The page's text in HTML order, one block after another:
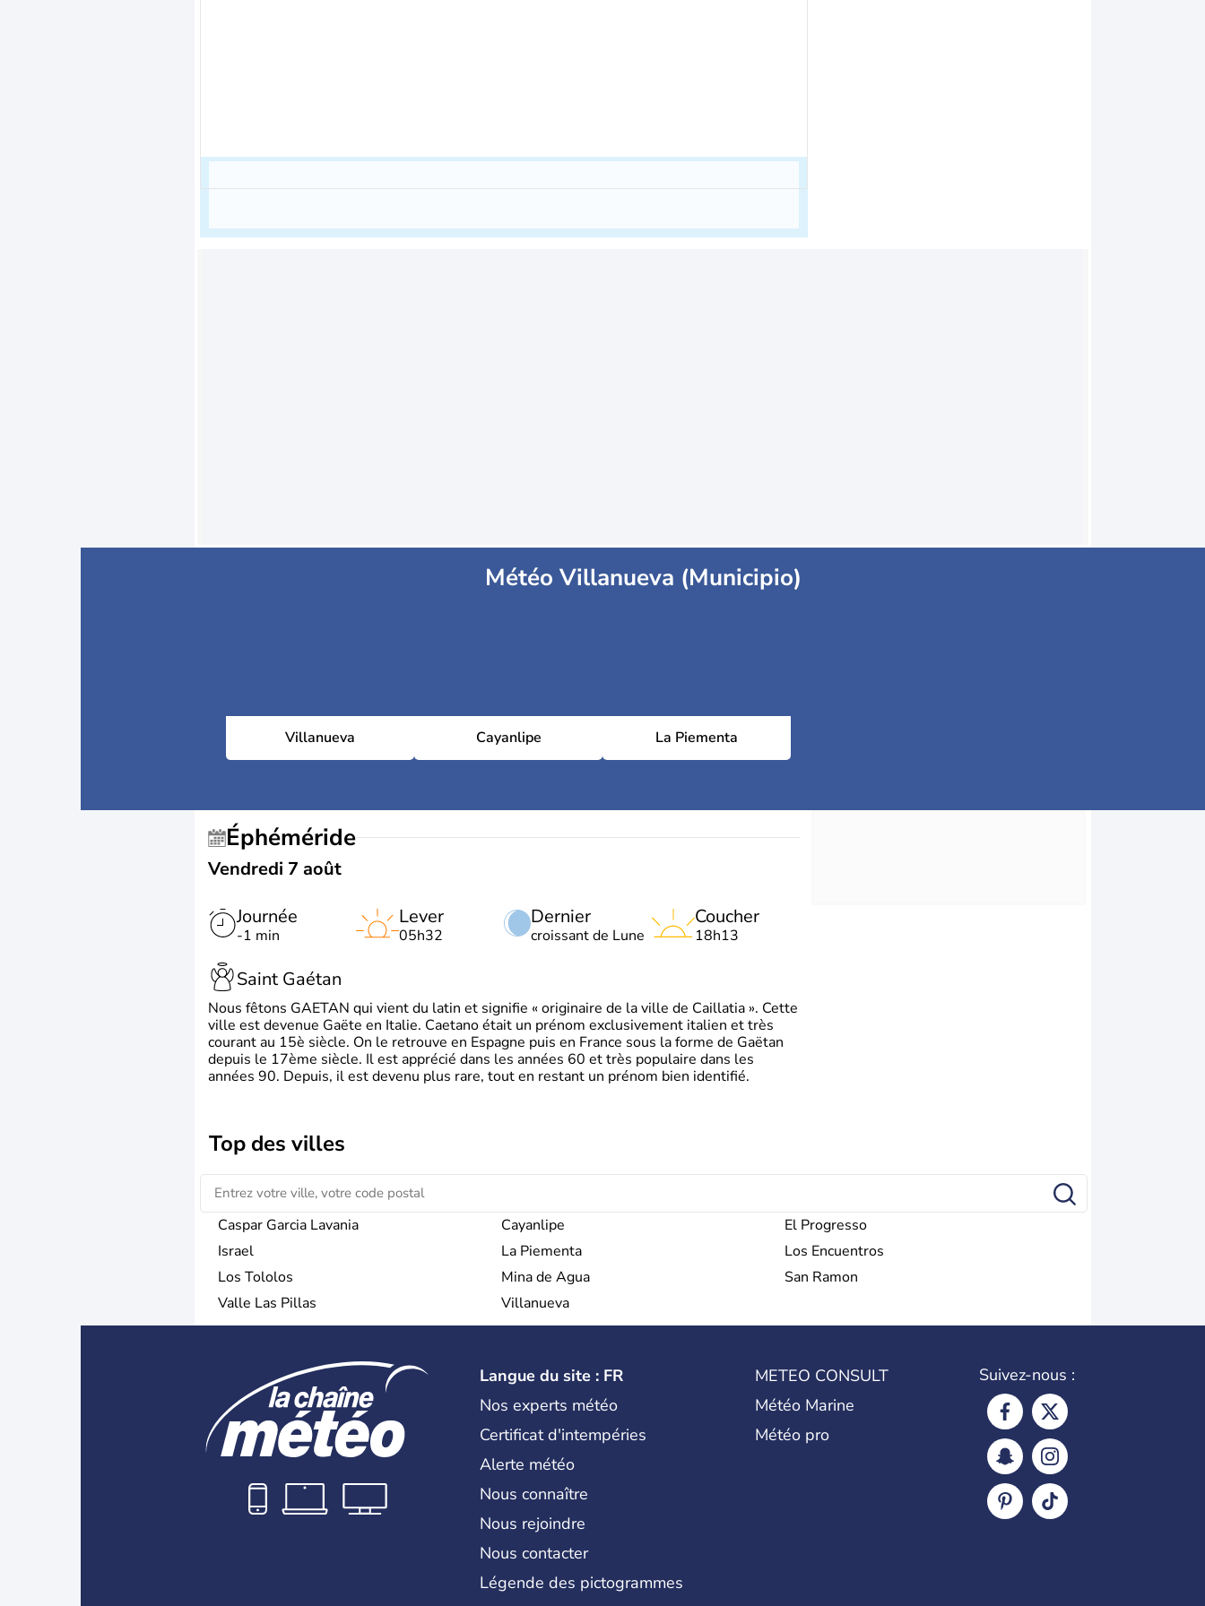
Météo Villanueva (Municipio)
Villanueva Cayanlipe La Piementa
Éphéméride
Vendredi 7 août
Journée
-1 min
Dernier
croissant de Lune
Lever
05h32
Coucher
18h13
Saint Gaétan
Nous fêtons GAETAN qui vient du latin et signifie « originaire de la ville de Caillatia ». Cette
ville est devenue Gaëte en Italie. Caetano était un prénom exclusivement italien et très
courant au 15è siècle. On le retrouve en Espagne puis en France sous la forme de Gaëtan
depuis le 17ème siècle. Il est apprécié dans les années 60 et très populaire dans les
années 90. Depuis, il est devenu plus rare, tout en restant un prénom bien identifié.
Top des villes
Caspar Garcia Lavania Cayanlipe
El Progresso
Israel
La Piementa
Los Encuentros
Los Tololos
Mina de Agua
San Ramon
Valle Las Pillas
Villanueva
Langue du site : FR
Nos experts météo
Certificat d'intempéries
Alerte météo
Nous connaître
Nous rejoindre
Nous contacter
Légende des pictogrammes
METEO CONSULT
Météo Marine
Météo pro
Suivez-nous :